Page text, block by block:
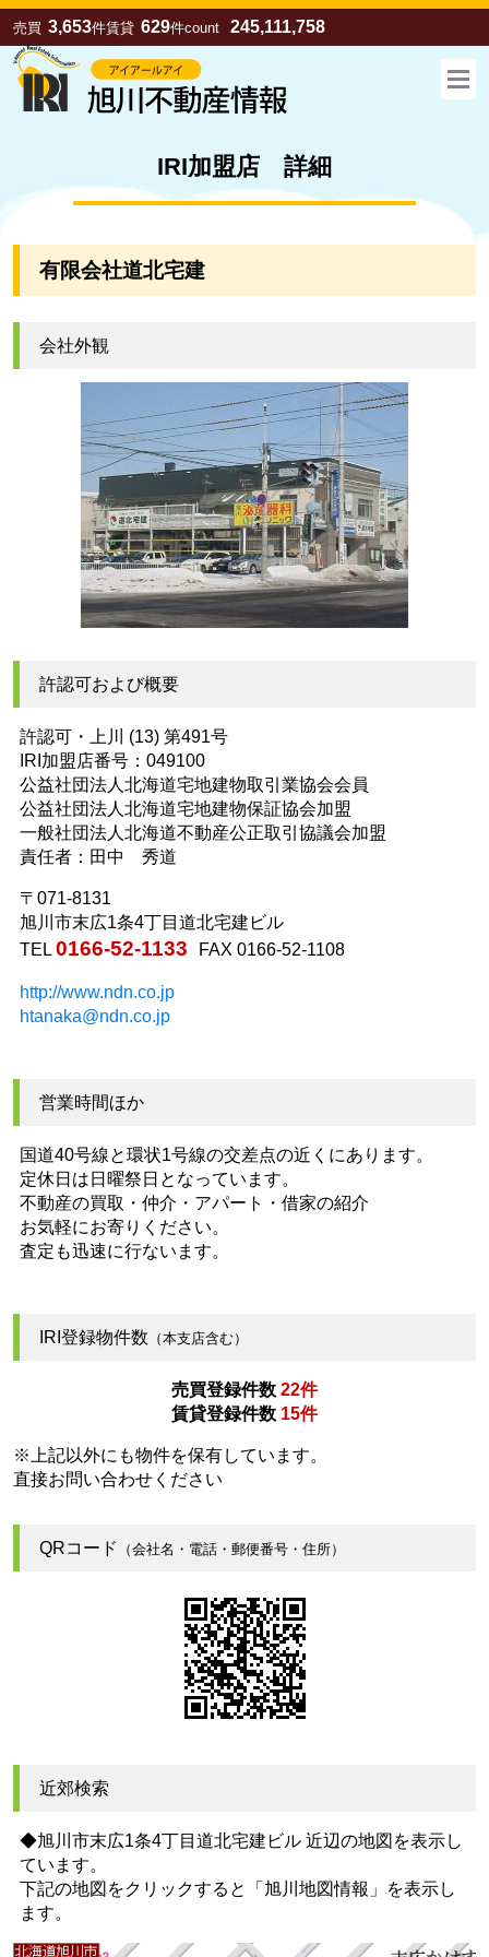
売買 3,653件賃貸 629件count 245,111,758
お気に入り 売買
IRI加盟店 詳細
有限会社道北宅建
会社外観
許認可および概要
許認可・上川 (13) 第491号
IRI加盟店番号：049100
公益社団法人北海道宅地建物取引業協会会員
公益社団法人北海道宅地建物保証協会加盟
一般社団法人北海道不動産公正取引協議会加盟
責任者：田中 秀道
〒071-8131
旭川市末広1条4丁目道北宅建ビル
TEL 0166-52-1133 FAX 0166-52-1108
http://www.ndn.co.jp
htanaka@ndn.co.jp
営業時間ほか
国道40号線と環状1号線の交差点の近くにあります。
定休日は日曜祭日となっています。
不動産の買取・仲介・アパート・借家の紹介
お気軽にお寄りください。
査定も迅速に行ないます。
IRI登録物件数 （本支店含む）
売買登録件数 22件
賃貸登録件数 15件
※上記以外にも物件を保有しています。
直接お問い合わせください
QRコード （会社名・電話・郵便番号・住所）
近郊検索
◆旭川市末広1条4丁目道北宅建ビル 近辺の地図を表示し
ています。
下記の地図をクリックすると
「旭川地図情報」
を表示し
ます。